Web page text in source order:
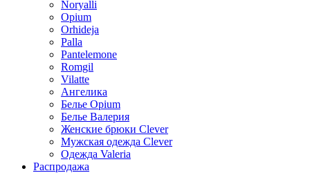
Noryalli
Opium
Orhideja
Palla
Pantelemone
Romgil
Vilatte
Ангелика
Белье Opium
Белье Валерия
Женские брюки Clever
Мужская одежда Clever
Одежда Valeria
Распродажа